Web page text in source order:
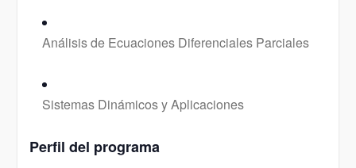
Análisis de Ecuaciones Diferenciales Parciales
Sistemas Dinámicos y Aplicaciones
Perfil del programa